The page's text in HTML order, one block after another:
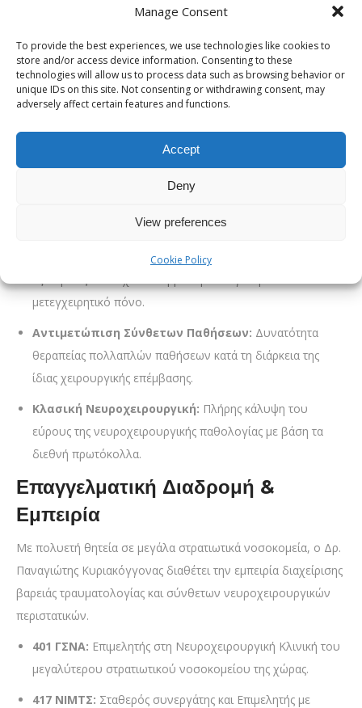
Manage Consent
To provide the best experiences, we use technologies like cookies to
store and/or access device information. Consenting to these
technologies will allow us to process data such as browsing behavior or
unique IDs on this site. Not consenting or withdrawing consent, may
adversely affect certain features and functions.
Accept
Deny
View preferences
Cookie Policy
Σχολής Αξιωματικών Σωμάτων (ΣΣΑΣ) και του
Σύγχρονη Αντιμετώπιση Παθήσεων
Σπονδυλικής Στήλης
αξιολόγηση και τη θεραπεία σύνθετων περιστατικών,
χρησιμοποιώντας τεχνολογία αιχμής για τη διάγνωση και τη
Εξειδικευμένες Χειρουργικές Μέθοδοι
Ελάχιστα Επεμβατική Χειρουργική:
μετεγχειρητικό πόνο.
Αντιμετώπιση Σύνθετων Παθήσεων: Δυνατότητα
θεραπείας πολλαπλών παθήσεων κατά τη διάρκεια της
ίδιας χειρουργικής επέμβασης.
Κλασική Νευροχειρουργική: Πλήρης κάλυψη του
εύρους της νευροχειρουργικής παθολογίας με βάση τα
διεθνή πρωτόκολλα.
Επαγγελματική Διαδρομή &
Εμπειρία
Με πολυετή θητεία σε μεγάλα στρατιωτικά νοσοκομεία, ο Δρ.
Παναγιώτης Κυριακόγγονας διαθέτει την εμπειρία διαχείρισης
βαρειάς τραυματολογίας και σύνθετων νευροχειρουργικών
περιστατικών.
401 ΓΣΝΑ: Επιμελητής στη Νευροχειρουργική Κλινική του
μεγαλύτερου στρατιωτικού νοσοκομείου της χώρας.
417 ΝΙΜΤΣ: Σταθερός συνεργάτης και Επιμελητής με